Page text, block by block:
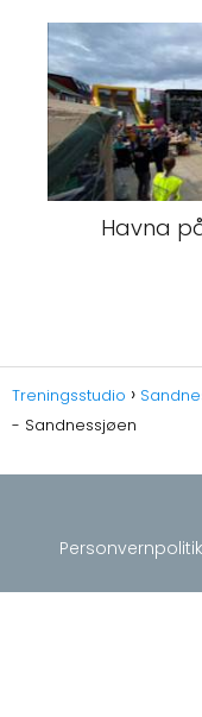
Havna
Treningsstudio
- Sandnessjøen